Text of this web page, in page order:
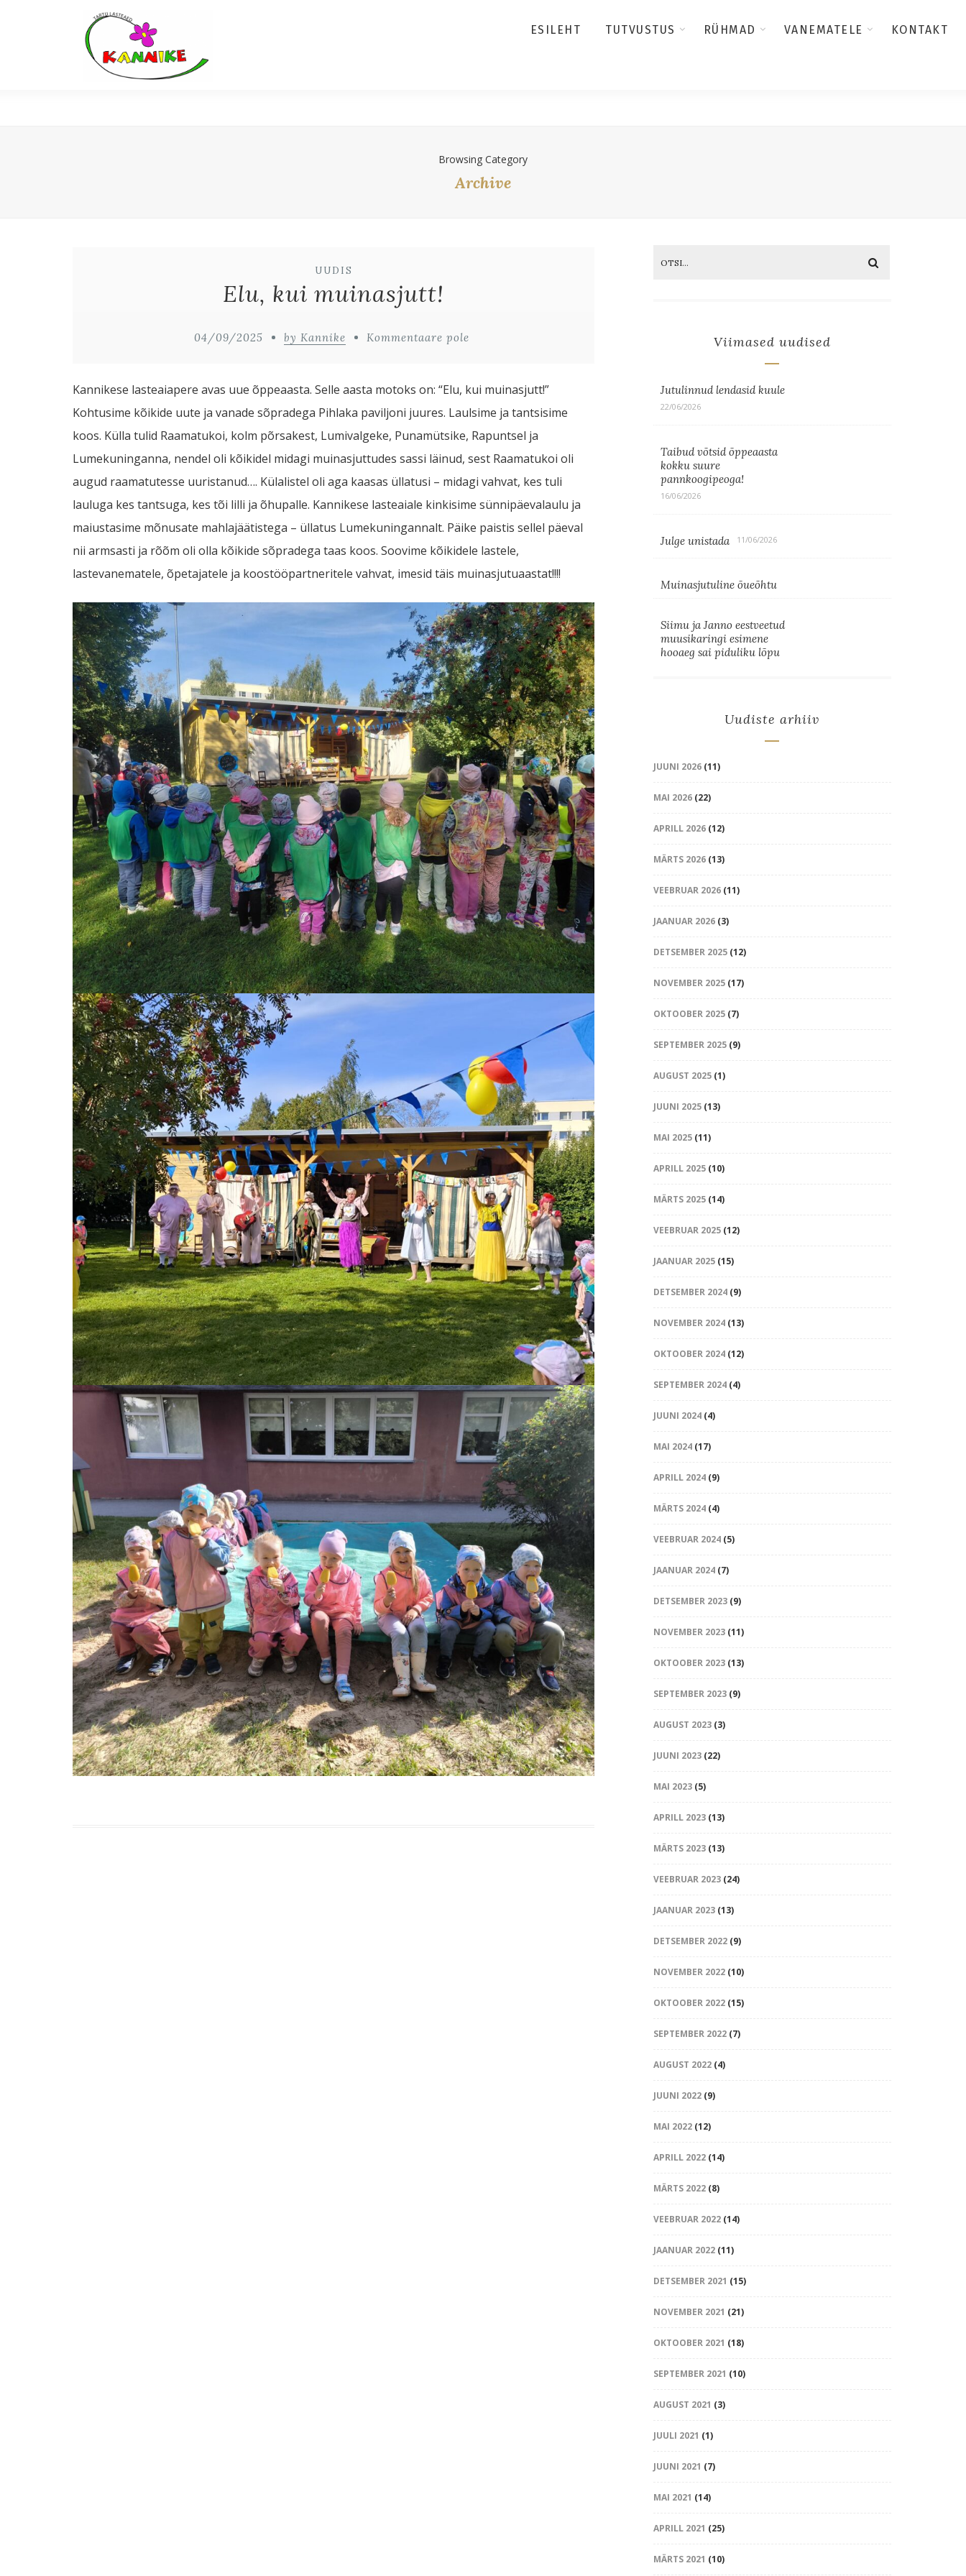
ESILEHT TUTVUSTUS RÜHMAD VANEMATELE KONTAKT
Browsing Category
Archive
UUDIS
Elu, kui muinasjutt!
04/09/2025 by Kannike Kommentaare pole
Kannikese lasteaiapere avas uue õppeaasta. Selle aasta motoks on: “Elu, kui muinasjutt!”
Kohtusime kõikide uute ja vanade sõpradega Pihlaka paviljoni juures. Laulsime ja tantsisime
koos. Külla tulid Raamatukoi, kolm põrsakest, Lumivalgeke, Punamütsike, Rapuntsel ja
Lumekuninganna, nendel oli kõikidel midagi muinasjuttudes sassi läinud, sest Raamatukoi oli
augud raamatutesse uuristanud…. Külalistel oli aga kaasas üllatusi – midagi vahvat, kes tuli
lauluga kes tantsuga, kes tõi lilli ja õhupalle. Kannikese lasteaiale kinkisime sünnipäevalaulu ja
maiustasime mõnusate mahlajäätistega – üllatus Lumekuningannalt. Päike paistis sellel päeval
nii armsasti ja rõõm oli olla kõikide sõpradega taas koos. Soovime kõikidele lastele,
lastevanematele, õpetajatele ja koostööpartneritele vahvat, imesid täis muinasjutuaastat!!!!
Viimased uudised
Jutulinnud lendasid kuule
22/06/2026
Taibud võtsid õppeaasta
kokku suure
pannkoogipeoga!
16/06/2026
Julge unistada 11/06/2026
Muinasjutuline õueõhtu
Siimu ja Janno eestveetud
muusikaringi esimene
hooaeg sai piduliku lõpu
Uudiste arhiiv
JUUNI 2026(11)
MAI 2026(22)
APRILL 2026(12)
MÄRTS 2026(13)
VEEBRUAR 2026(11)
JAANUAR 2026(3)
DETSEMBER 2025(12)
NOVEMBER 2025(17)
OKTOOBER 2025(7)
SEPTEMBER 2025(9)
AUGUST 2025(1)
JUUNI 2025(13)
MAI 2025(11)
APRILL 2025(10)
MÄRTS 2025(14)
VEEBRUAR 2025(12)
JAANUAR 2025(15)
DETSEMBER 2024(9)
NOVEMBER 2024(13)
OKTOOBER 2024(12)
SEPTEMBER 2024(4)
JUUNI 2024(4)
MAI 2024(17)
APRILL 2024(9)
MÄRTS 2024(4)
VEEBRUAR 2024(5)
JAANUAR 2024(7)
DETSEMBER 2023(9)
NOVEMBER 2023(11)
OKTOOBER 2023(13)
SEPTEMBER 2023(9)
AUGUST 2023(3)
JUUNI 2023(22)
MAI 2023(5)
APRILL 2023(13)
MÄRTS 2023(13)
VEEBRUAR 2023(24)
JAANUAR 2023(13)
DETSEMBER 2022(9)
NOVEMBER 2022(10)
OKTOOBER 2022(15)
SEPTEMBER 2022(7)
AUGUST 2022(4)
JUUNI 2022(9)
MAI 2022(12)
APRILL 2022(14)
MÄRTS 2022(8)
VEEBRUAR 2022(14)
JAANUAR 2022(11)
DETSEMBER 2021 (15)
NOVEMBER 2021 (21)
OKTOOBER 2021 (18)
SEPTEMBER 2021 (10)
AUGUST 2021 (3)
JUULI 2021 (1)
JUUNI 2021 (7)
MAI 2021 (14)
APRILL 2021 (25)
MÄRTS 2021 (10)